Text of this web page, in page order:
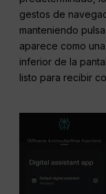
gestos de
manteniendo
aparece como
inferior de la
listo para recibir